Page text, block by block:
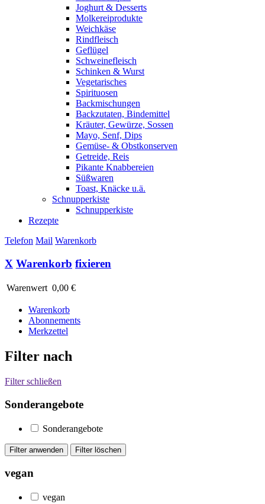
Joghurt & Desserts
Molkereiprodukte
Weichkäse
Rindfleisch
Geflügel
Schweinefleisch
Schinken & Wurst
Vegetarisches
Spirituosen
Backmischungen
Backzutaten, Bindemittel
Kräuter, Gewürze, Sossen
Mayo, Senf, Dips
Gemüse- & Obstkonserven
Getreide, Reis
Pikante Knabbereien
Süßwaren
Toast, Knäcke u.ä.
Schnupperkiste
Schnupperkiste
Rezepte
Telefon Mail Warenkorb
X Warenkorb fixieren
Warenwert 0,00 €
Warenkorb
Abonnements
Merkzettel
Filter nach
Filter schließen
Sonderangebote
Sonderangebote
vegan
vegan